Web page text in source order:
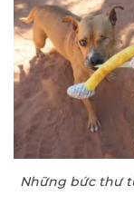
Những bức thư